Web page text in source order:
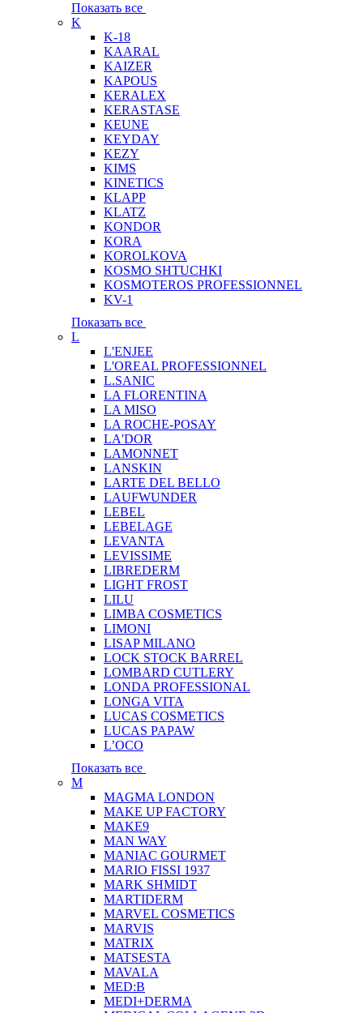
Показать все
K
K-18
KAARAL
KAIZER
KAPOUS
KERALEX
KERASTASE
KEUNE
KEYDAY
KEZY
KIMS
KINETICS
KLAPP
KLATZ
KONDOR
KORA
KOROLKOVA
KOSMO SHTUCHKI
KOSMOTEROS PROFESSIONNEL
KV-1
Показать все
L
L'ENJEE
L'OREAL PROFESSIONNEL
L.SANIC
LA FLORENTINA
LA MISO
LA ROCHE-POSAY
LA'DOR
LAMONNET
LANSKIN
LARTE DEL BELLO
LAUFWUNDER
LEBEL
LEBELAGE
LEVANTA
LEVISSIME
LIBREDERM
LIGHT FROST
LILU
LIMBA COSMETICS
LIMONI
LISAP MILANO
LOCK STOCK BARREL
LOMBARD CUTLERY
LONDA PROFESSIONAL
LONGA VITA
LUCAS COSMETICS
LUCAS PAPAW
L’OCO
Показать все
M
MAGMA LONDON
MAKE UP FACTORY
MAKE9
MAN WAY
MANIAC GOURMET
MARIO FISSI 1937
MARK SHMIDT
MARTIDERM
MARVEL COSMETICS
MARVIS
MATRIX
MATSESTA
MAVALA
MED:B
MEDI+DERMA